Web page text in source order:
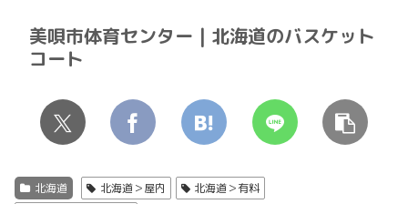
美唄市体育センター | 北海道のバスケット
コート
北海道 北海道＞屋内
北海道＞有料